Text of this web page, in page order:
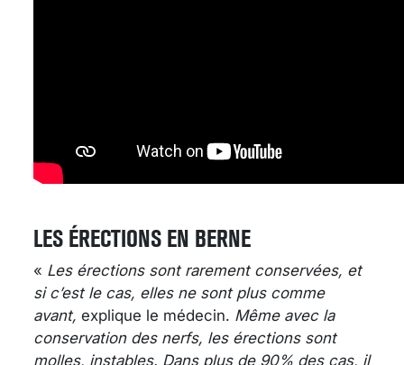
LES ÉRECTIONS EN BERNE
« Les érections sont rarement conservées, et
si c’est le cas, elles ne sont plus comme
avant, explique le médecin. Même avec la
conservation des nerfs, les érections sont
molles, instables. Dans plus de 90% des cas, il